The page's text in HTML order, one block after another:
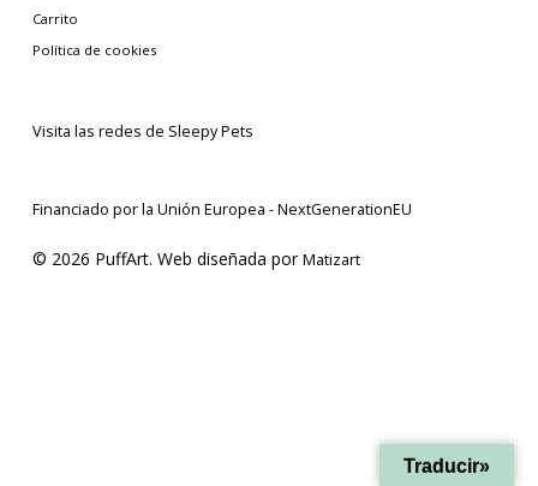
Carrito
Política de cookies
Visita las redes de Sleepy Pets
Financiado por la Unión Europea - NextGenerationEU
© 2026 PuffArt. Web diseñada porMatizart
Traducir»